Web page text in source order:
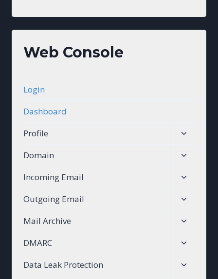
Web Console
Login
Dashboard
Profile
Toggle
menu
Domain
Toggle
menu
Incoming Email
Toggle
menu
Outgoing Email
Toggle
menu
Mail Archive
Toggle
menu
DMARC
Toggle
menu
Data Leak Protection
Toggle